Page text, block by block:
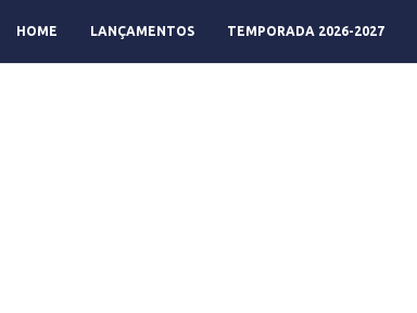
HOME LANÇAMENTOS TEMPORADA 2026-2027